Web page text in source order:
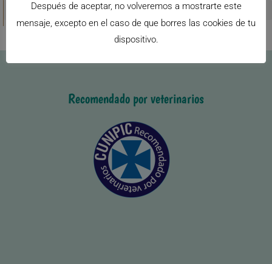
Recomendado por veterinarios
Después de aceptar, no volveremos a mostrarte este
mensaje, excepto en el caso de que borres las cookies de tu
dispositivo.